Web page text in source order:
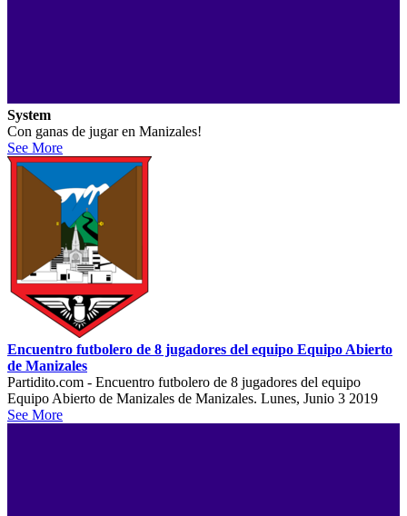
System
Con ganas de jugar en Manizales!
See More
Encuentro futbolero de 8 jugadores del equipo Equipo Abierto
de Manizales
Partidito.com - Encuentro futbolero de 8 jugadores del equipo
Equipo Abierto de Manizales de Manizales. Lunes, Junio 3 2019
See More